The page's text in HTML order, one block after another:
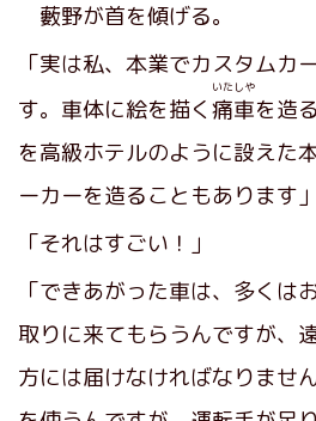
藪野が首を傾げる。
「実は私、本業でカスタムカ
す。車体に絵を描く痛車
いたしや
を造
を高級ホテルのように設えた
ーカーを造ることもあります」
「それはすごい！」
「できあがった車は、多くは
取りに来てもらうんですが、
方には届けなければなりませ